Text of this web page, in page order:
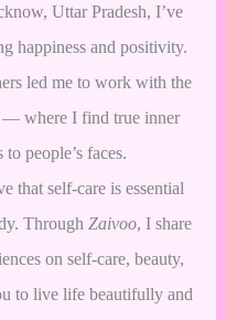
Uttar Pradesh, I’ve
happiness and positivity.
led me to work with the
— where I find true inner
people’s faces.
that self-care is essential
Through Zaivoo, I share
on self-care, beauty,
to live life beautifully and